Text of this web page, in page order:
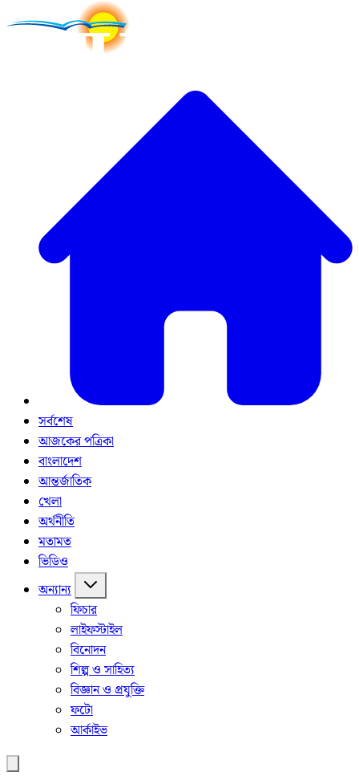
সর্বশেষ
আজকের পত্রিকা
বাংলাদেশ
আন্তর্জাতিক
খেলা
অর্থনীতি
মতামত
ভিডিও
অন্যান্য
ফিচার
লাইফস্টাইল
বিনোদন
শিল্প ও সাহিত্য
বিজ্ঞান ও প্রযুক্তি
ফটো
আর্কাইভ